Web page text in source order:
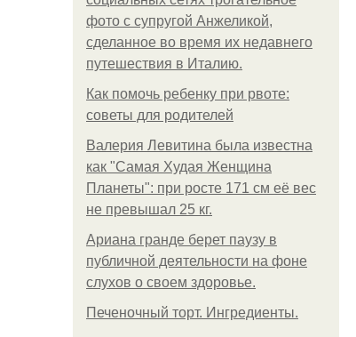
фото с супругой Анжеликой,
сделанное во время их недавнего
путешествия в Италию.
Как помочь ребенку при рвоте:
советы для родителей
Валерия Левитина была известна
как "Самая Худая Женщина
Планеты": при росте 171 см её вес
не превышал 25 кг.
Ариана гранде берет паузу в
публичной деятельности на фоне
слухов о своем здоровье.
Печеночный торт. Ингредиенты.